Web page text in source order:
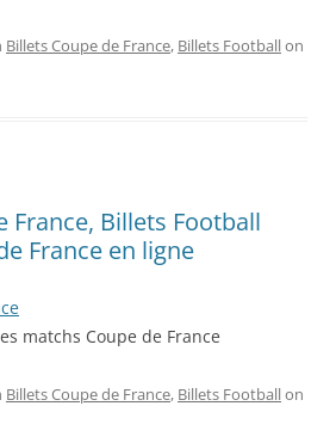
Billets Coupe de France, Billets Footballon
France, Billets Football
France en ligne
matchs Coupe de France
Billets Coupe de France, Billets Footballon